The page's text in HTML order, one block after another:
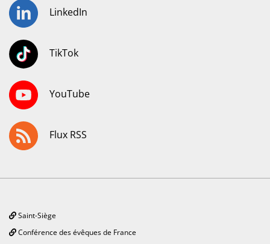
LinkedIn
TikTok
YouTube
Flux RSS
Saint-Siège
Conférence des évêques de France